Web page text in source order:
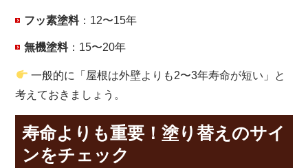
フッ素塗料：12〜15年
無機塗料：15〜20年
一般的に「屋根は外壁よりも2〜3年寿命が短い」と
考えておきましょう。
寿命よりも重要！塗り替えのサイ
ンをチェック